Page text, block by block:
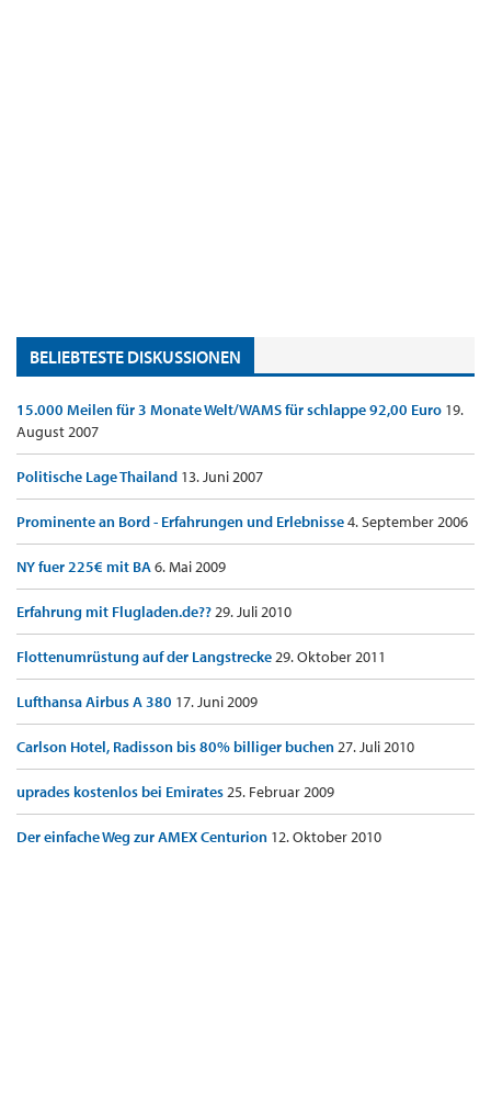
BELIEBTESTE DISKUSSIONEN
15.000 Meilen für 3 Monate Welt/WAMS für schlappe 92,00 Euro 19.
August 2007
Politische Lage Thailand 13. Juni 2007
Prominente an Bord - Erfahrungen und Erlebnisse4. September 2006
NY fuer 225€ mit BA6. Mai 2009
Erfahrung mit Flugladen.de??29. Juli 2010
Flottenumrüstung auf der Langstrecke29. Oktober 2011
Lufthansa Airbus A 380 17. Juni 2009
Carlson Hotel, Radisson bis 80% billiger buchen27. Juli 2010
uprades kostenlos bei Emirates25. Februar 2009
Der einfache Weg zur AMEX Centurion 12. Oktober 2010